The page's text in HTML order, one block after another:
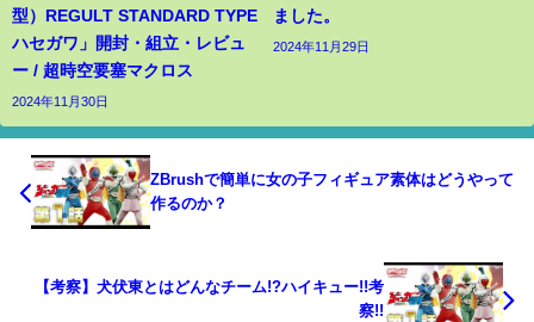
型）REGULT STANDARD TYPE
ハセガワ」開封・組立・レビュ
ー / 超時空要塞マクロス
2024年11月30日
ました。
2024年11月29日
ZBrushで簡単に女の子フィギュア素体はどうやって
作るのか？
【考察】犬伏東とはどんなチーム!?ハイキュー!!考
察!!